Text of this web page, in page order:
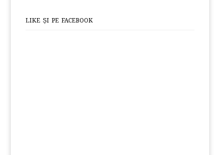
LIKE ȘI PE FACEBOOK